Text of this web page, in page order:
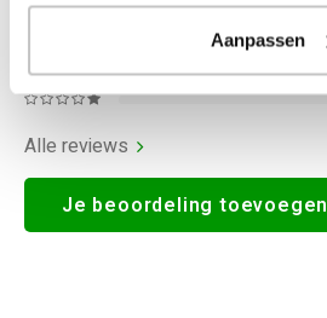
Aanpassen
Alle reviews
Je beoordeling toevoegen